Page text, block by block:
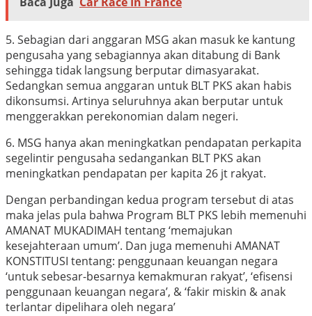
5. Sebagian dari anggaran MSG akan masuk ke kantung
pengusaha yang sebagiannya akan ditabung di Bank
sehingga tidak langsung berputar dimasyarakat.
Sedangkan semua anggaran untuk BLT PKS akan habis
dikonsumsi. Artinya seluruhnya akan berputar untuk
menggerakkan perekonomian dalam negeri.
6. MSG hanya akan meningkatkan pendapatan perkapita
segelintir pengusaha sedangankan BLT PKS akan
meningkatkan pendapatan per kapita 26 jt rakyat.
Dengan perbandingan kedua program tersebut di atas
maka jelas pula bahwa Program BLT PKS lebih memenuhi
AMANAT MUKADIMAH tentang ‘memajukan
kesejahteraan umum’. Dan juga memenuhi AMANAT
KONSTITUSI tentang: penggunaan keuangan negara
‘untuk sebesar-besarnya kemakmuran rakyat’, ‘efisensi
penggunaan keuangan negara’, & ‘fakir miskin & anak
terlantar dipelihara oleh negara’